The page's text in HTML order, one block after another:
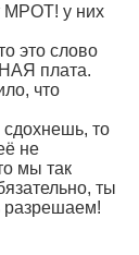
МРОТ! у них
это слово
плата.
что
то
не
мы так
ты
разрешаем!